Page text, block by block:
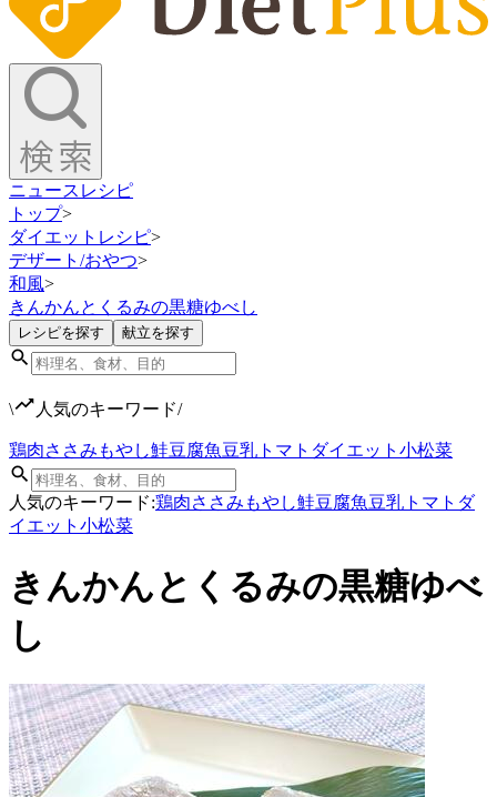
ニュース レシピ
トップ>
ダイエットレシピ>
デザート/おやつ>
和風>
きんかんとくるみの黒糖ゆべし
レシピを探す 献立を探す
\ 人気のキーワード/
鶏肉ささみ もやし鮭豆腐魚豆乳 トマト ダイエット 小松菜
人気のキーワード:鶏肉ささみ もやし鮭豆腐魚豆乳 トマト ダ
イエット 小松菜
きんかんとくるみの黒糖ゆべ
し